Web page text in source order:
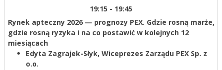
19:15 - 19:45
Rynek apteczny 2026 — prognozy PEX. Gdzie rosną marże,
gdzie rosną ryzyka i na co postawić w kolejnych 12
miesiącach
Edyta Zagrajek-Słyk, Wiceprezes Zarządu PEX Sp. z
o.o.